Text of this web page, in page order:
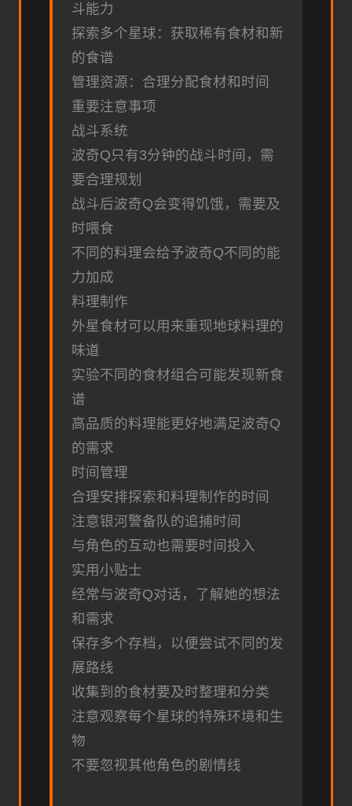
斗能力
探索多个星球：获取稀有食材和新
的食谱
管理资源：合理分配食材和时间
重要注意事项
战斗系统
波奇Q只有3分钟的战斗时间，需
要合理规划
战斗后波奇Q会变得饥饿，需要及
时喂食
不同的料理会给予波奇Q不同的能
力加成
料理制作
外星食材可以用来重现地球料理的
味道
实验不同的食材组合可能发现新食
谱
高品质的料理能更好地满足波奇Q
的需求
时间管理
合理安排探索和料理制作的时间
注意银河警备队的追捕时间
与角色的互动也需要时间投入
实用小贴士
经常与波奇Q对话，了解她的想法
和需求
保存多个存档，以便尝试不同的发
展路线
收集到的食材要及时整理和分类
注意观察每个星球的特殊环境和生
物
不要忽视其他角色的剧情线